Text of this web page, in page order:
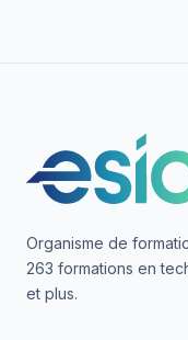
Organisme de
263 formations en
et plus.